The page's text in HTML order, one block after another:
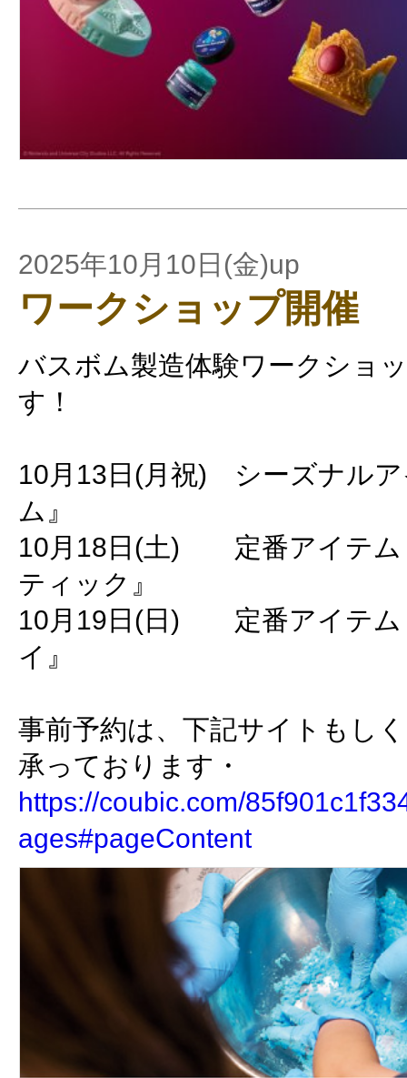
2025年10月10日(金)up
ワークショップ開催
バスボム製造体験ワークショ
す！
10月13日(月祝) シーズナル
ム』
10月18日(土) 定番アイテム
ティック』
10月19日(日) 定番アイテム
イ』
事前予約は、下記サイトもし
承っております・
https://coubic.com/
ages#pageContent